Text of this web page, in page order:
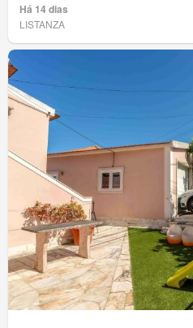
Há 14 dias
LISTANZA